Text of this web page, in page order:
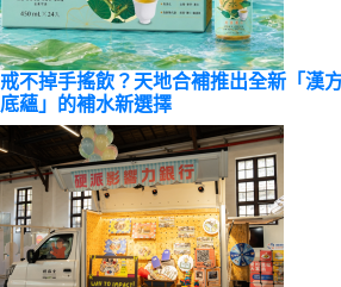
戒不掉手搖飲？天地合補推出全新「漢
底蘊」的補水新選擇